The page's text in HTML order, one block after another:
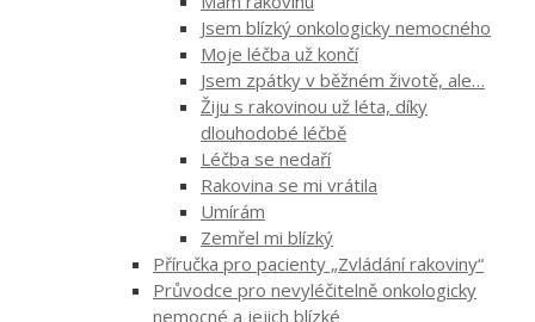
Jsem blízký onkologicky nemocného
Moje léčba už končí
Jsem zpátky v běžném životě, ale…
Žiju s rakovinou už léta, díky
dlouhodobé léčbě
Léčba se nedaří
Rakovina se mi vrátila
Umírám
Zemřel mi blízký
Příručka pro pacienty „Zvládání rakoviny“
Průvodce pro nevyléčitelně onkologicky
nemocné a jejich blízké